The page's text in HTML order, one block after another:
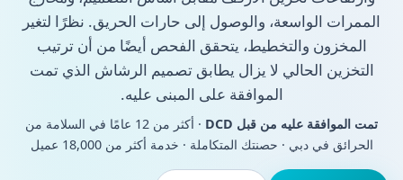
الممرات الواسعة، والوصول إلى حارات الحريق. نظرًا لتغير
المخزون والتخطيط، يتحقق الفحص أيضًا من أن ترتيب
التخزين الحالي لا يزال يطابق تصميم الرشاش الذي تمت
الموافقة على المبنى عليه.
تمت الموافقة عليه من قبل DCD
· أكثر من 12 عامًا في السلامة من
الحرائق في دبي · حصنتك المتكاملة · خدمة أكثر من 18,000 عميل